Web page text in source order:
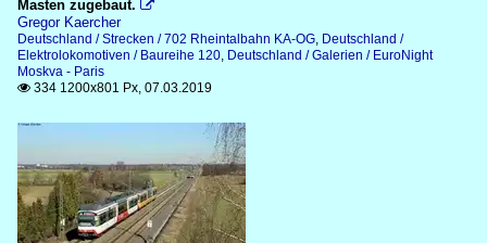
Masten zugebaut. 
Gregor Kaercher
Deutschland / Strecken / 702 Rheintalbahn KA-OG, Deutschland /
Elektrolokomotiven / Baureihe 120, Deutschland / Galerien / EuroNight
Moskva - Paris
 334 1200x801 Px, 07.03.2019